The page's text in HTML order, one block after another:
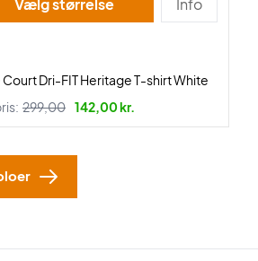
Vælg størrelse Info
Court Dri-FIT Heritage T-shirt White
299,00 142,00 kr.